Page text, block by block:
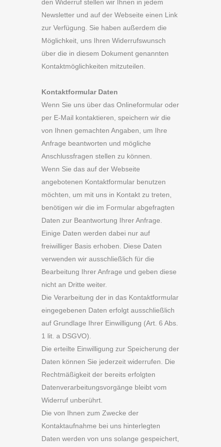
den Widerruf stellen wir Ihnen in jedem
Newsletter und auf der Webseite einen Link
zur Verfügung. Sie haben außerdem die
Möglichkeit, uns Ihren Widerrufswunsch
über die in diesem Dokument genannten
Kontaktmöglichkeiten mitzuteilen.
Kontaktformular Daten
Wenn Sie uns über das Onlineformular oder
per E-Mail kontaktieren, speichern wir die
von Ihnen gemachten Angaben, um Ihre
Anfrage beantworten und mögliche
Anschlussfragen stellen zu können.
Wenn Sie das auf der Webseite
angebotenen Kontaktformular benutzen
möchten, um mit uns in Kontakt zu treten,
benötigen wir die im Formular abgefragten
Daten zur Beantwortung Ihrer Anfrage.
Einige Daten werden dabei nur auf
freiwilliger Basis erhoben. Diese Daten
verwenden wir ausschließlich für die
Bearbeitung Ihrer Anfrage und geben diese
nicht an Dritte weiter.
Die Verarbeitung der in das Kontaktformular
eingegebenen Daten erfolgt ausschließlich
auf Grundlage Ihrer Einwilligung (Art. 6 Abs.
1 lit. a DSGVO).
Die erteilte Einwilligung zur Speicherung der
Daten können Sie jederzeit widerrufen. Die
Rechtmäßigkeit der bereits erfolgten
Datenverarbeitungsvorgänge bleibt vom
Widerruf unberührt.
Die von Ihnen zum Zwecke der
Kontaktaufnahme bei uns hinterlegten
Daten werden von uns solange gespeichert,